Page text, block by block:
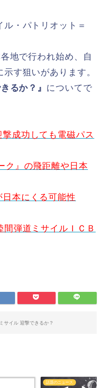
・パトリオット＝
地で行われ始め、自
す狙いがあります。
るか？』 についてで
成功しても電磁パス
ク』の飛距離や日本
本にくる可能性
弾道ミサイルＩＣＢ
サイル 迎撃できるか？
話題のニュース